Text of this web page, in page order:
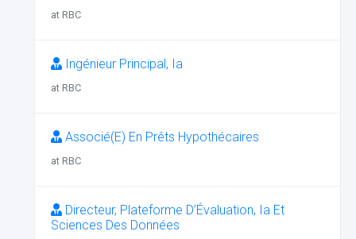
at RBC
Ingénieur Principal, Ia
at RBC
Associé(E) En Prêts Hypothécaires
at RBC
Directeur, Plateforme D’Évaluation, Ia Et
Sciences Des Données